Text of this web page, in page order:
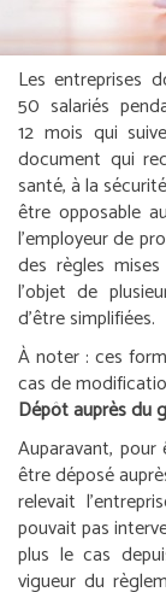
Les entreprises
50 salariés
12 mois qui
document qui
santé, à la
être opposable
l’employeur de
des règles
l’objet de
d’être simplifiées.
À noter : ces
cas de
Dépôt auprès du
Auparavant,
être déposé
relevait
pouvait pas
plus le cas
vigueur du